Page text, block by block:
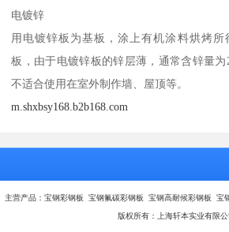
电镀锌
用电镀锌板为基板，涂上有机涂料烘烤所
板，由于电镀锌板的锌层薄，通常含锌量为
不适合使用在室外制作墙、屋顶等。
m.shxbsy168.b2b168.com
主营产品：宝钢彩钢板 宝钢氟碳彩钢板 宝钢高耐候彩钢板
版权所有：上海轩本实业有限公